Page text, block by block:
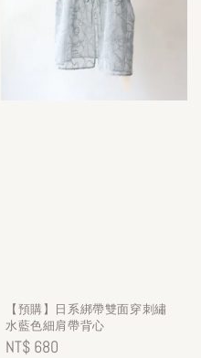
【預購】日系綁帶雙面穿刺繡
水藍色細肩帶背心
Regular
NT$ 680